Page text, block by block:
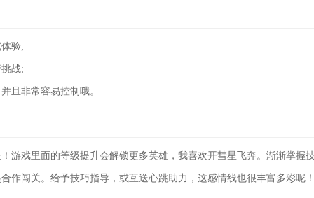
验;
战;
且非常容易控制哦。
游戏里面的等级提升会解锁更多英雄，我喜欢开彗星飞奔。渐渐掌握
作闯关。给予技巧指导，或互送心跳助力，这感情线也很丰富多彩呢